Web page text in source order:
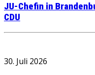
JU-Chefin in
CDU
30. Juli 2026